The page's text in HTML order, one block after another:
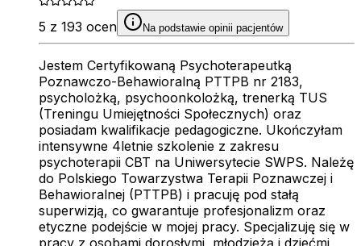
5 z 193 ocen Na podstawie opinii pacjentów
Jestem Certyfikowaną Psychoterapeutką
Poznawczo-Behawioralną PTTPB nr 2183,
psycholożką, psychoonkolożką, trenerką TUS
(Treningu Umiejętności Społecznych) oraz
posiadam kwalifikacje pedagogiczne. Ukończyłam
intensywne 4letnie szkolenie z zakresu
psychoterapii CBT na Uniwersytecie SWPS. Należę
do Polskiego Towarzystwa Terapii Poznawczej i
Behawioralnej (PTTPB) i pracuję pod stałą
superwizją, co gwarantuje profesjonalizm oraz
etyczne podejście w mojej pracy. Specjalizuję się w
pracy z osobami dorosłymi, młodzieżą i dziećmi,